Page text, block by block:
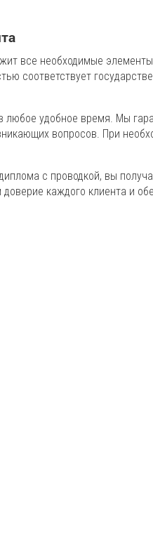
все необходимые
соответствует
удобное время. Мы
вопросов. При
с проводкой, вы
каждого клиента и